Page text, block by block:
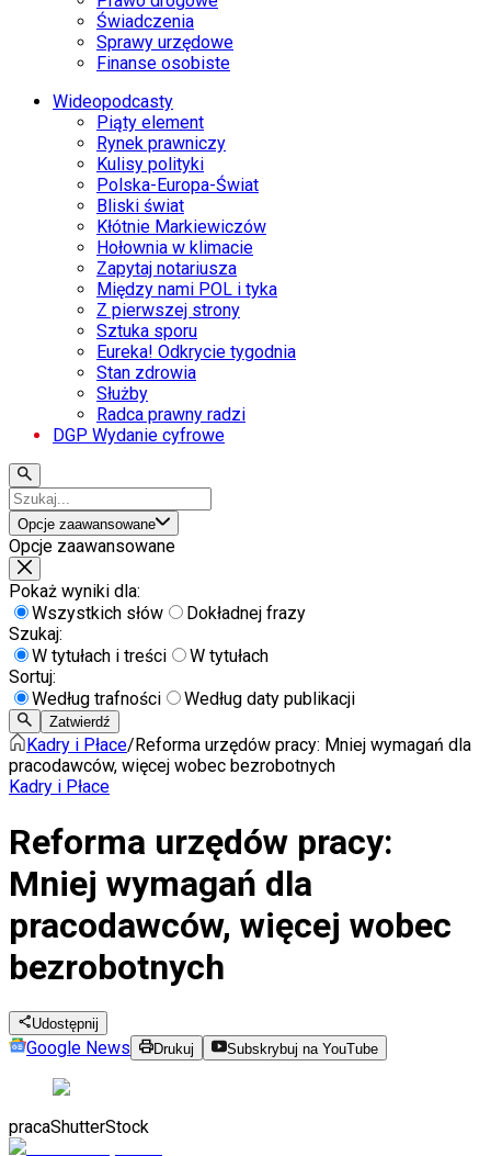
Świadczenia
Sprawy urzędowe
Finanse osobiste
Wideopodcasty
Piąty element
Rynek prawniczy
Kulisy polityki
Polska-Europa-Świat
Bliski świat
Kłótnie Markiewiczów
Hołownia w klimacie
Zapytaj notariusza
Między nami POL i tyka
Z pierwszej strony
Sztuka sporu
Eureka! Odkrycie tygodnia
Stan zdrowia
Służby
Radca prawny radzi
DGP Wydanie cyfrowe
Opcje zaawansowane
Opcje zaawansowane
Pokaż wyniki dla:
Wszystkich słów
Dokładnej frazy
Szukaj:
W tytułach i treści
W tytułach
Sortuj:
Według trafności
Według daty publikacji
Zatwierdź
Kadry i Płace/ Reforma urzędów pracy: Mniej wymagań dla
pracodawców, więcej wobec bezrobotnych
Kadry i Płace
Reforma urzędów pracy:
Mniej wymagań dla
pracodawców, więcej wobec
bezrobotnych
Udostępnij
Google News Drukuj Subskrybuj na YouTube
pracaShutterStock